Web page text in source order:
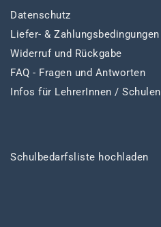
Datenschutz
Liefer- & Zahlungsbedingungen
Widerruf und Rückgabe
FAQ - Fragen und Antworten
Infos für LehrerInnen / Schulen
Schulbedarfsliste hochladen